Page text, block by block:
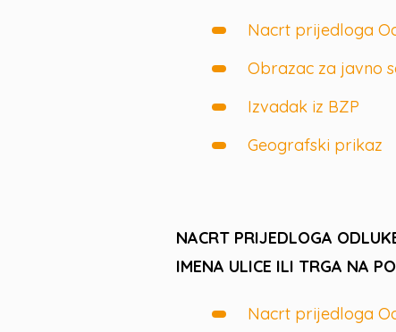
Nacrt prijedloga
Obrazac za javno
Izvadak iz BZP
Geografski prikaz
NACRT PRIJEDLOGA
IMENA ULICE ILI TRGA NA
Nacrt prijedloga